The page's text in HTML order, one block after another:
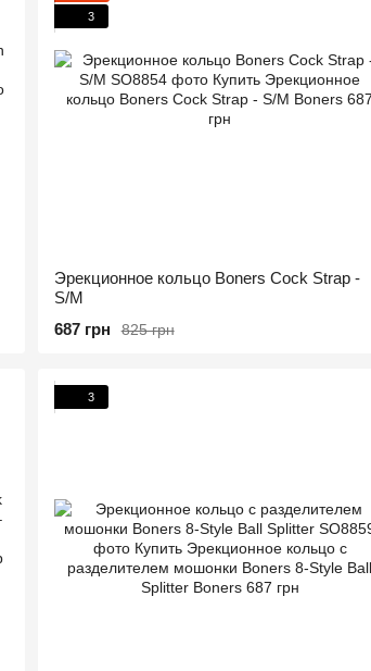
3
Эрекционное кольцо Boners Cock Strap -
S/M
825 грн
687 грн
3